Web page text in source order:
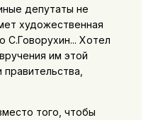
депутаты не
художественная
С.Говорухин... Хотел
им этой
того, чтобы